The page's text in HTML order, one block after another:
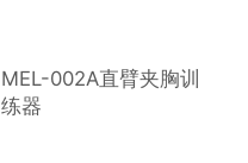
MEL-002A直臂夹胸训
练器